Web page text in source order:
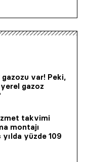
var! Peki,
gazoz
takvimi
montajı
yılda yüzde 109